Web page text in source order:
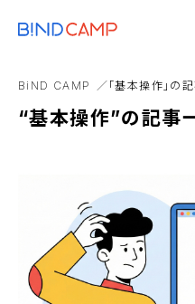
Webマーケティング
BiND CAMP 「基本操作」の
“基本操作”の記事